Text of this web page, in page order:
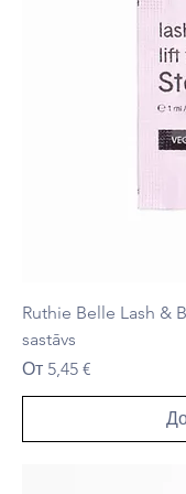
Ruthie Belle Lash &
sastāvs
От 5,45 €
Цена со скидкой